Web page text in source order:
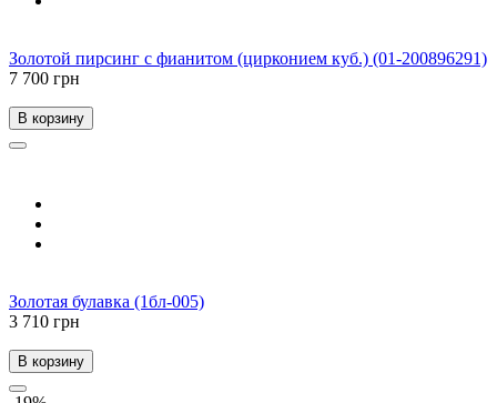
Золотой пирсинг с фианитом (цирконием куб.) (01-200896291)
7 700 грн
В корзину
Золотая булавка (1бл-005)
3 710 грн
В корзину